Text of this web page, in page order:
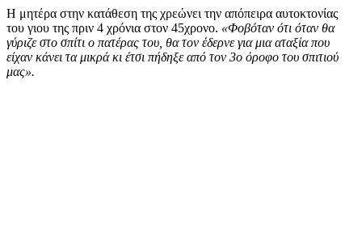
Η μητέρα στην κατάθεση της χρεώνει την απόπειρα αυτοκτονίας
του γιου της πριν 4 χρόνια στον 45χρονο. «Φοβόταν ότι όταν θα
γύριζε στο σπίτι ο πατέρας του, θα τον έδερνε για μια αταξία που
είχαν κάνει τα μικρά κι έτσι πήδηξε από τον 3ο όροφο του σπιτιού
μας».